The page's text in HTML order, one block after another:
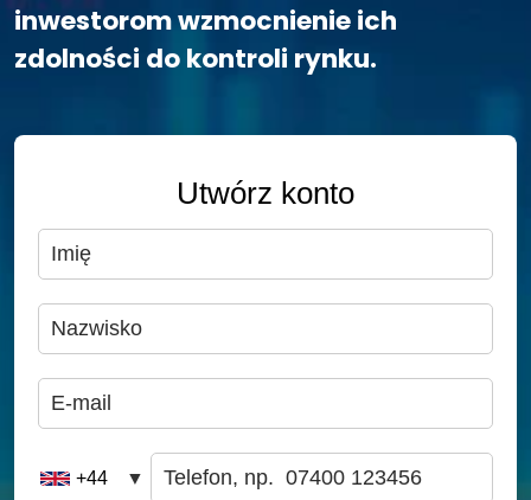
inwestorom wzmocnienie ich
zdolności do kontroli rynku.